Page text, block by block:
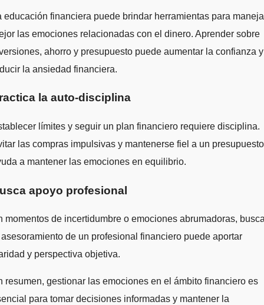
educación financiera puede brindar herramientas para
las emociones relacionadas con el dinero. Aprender sobre
ahorro y presupuesto puede aumentar la confianza y
la ansiedad financiera.
la auto-disciplina
límites y seguir un plan financiero requiere disciplina.
las compras impulsivas y mantenerse fiel a un presupuesto
a mantener las emociones en equilibrio.
apoyo profesional
momentos de incertidumbre o emociones abrumadoras,
de un profesional financiero puede aportar
y perspectiva objetiva.
resumen, gestionar las emociones en el ámbito financiero es
para tomar decisiones informadas y mantener la